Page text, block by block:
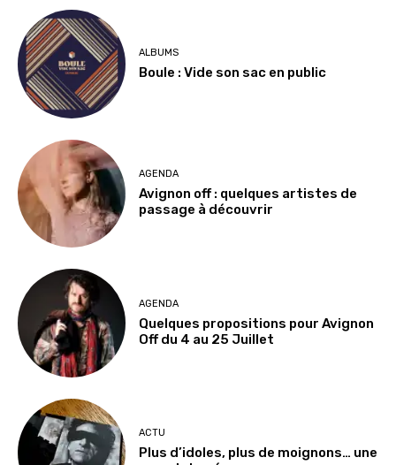
ALBUMS
Boule : Vide son sac en public
AGENDA
Avignon off : quelques artistes de
passage à découvrir
AGENDA
Quelques propositions pour Avignon
Off du 4 au 25 Juillet
ACTU
Plus d’idoles, plus de moignons… une